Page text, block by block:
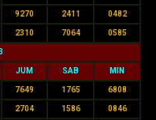
9270 2411 0482
2310 7064 0585
JUM SAB MIN
7649 1765 6808
2704 1586 0846